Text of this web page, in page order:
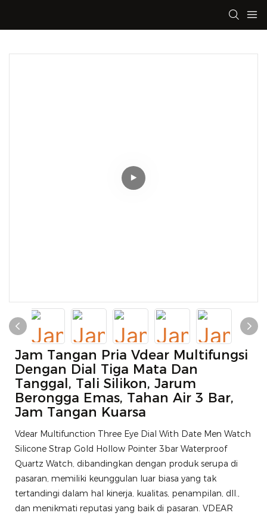
Jam Tangan Pria Vdear Multifungsi
Dengan Dial Tiga Mata Dan
Tanggal, Tali Silikon, Jarum
Berongga Emas, Tahan Air 3 Bar,
Jam Tangan Kuarsa
Vdear Multifunction Three Eye Dial With Date Men Watch
Silicone Strap Gold Hollow Pointer 3bar Waterproof
Quartz Watch, dibandingkan dengan produk serupa di
pasaran, memiliki keunggulan luar biasa yang tak
tertandingi dalam hal kinerja, kualitas, penampilan, dll.,
dan menikmati reputasi yang baik di pasaran. VDEAR